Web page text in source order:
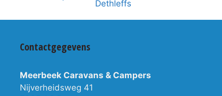
Contactgegevens
Meerbeek Caravans & Campers
Nijverheidsweg 41